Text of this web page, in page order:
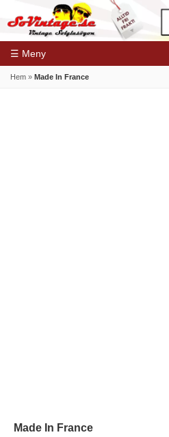
☰ Meny
Hem » Made In France
Made In France